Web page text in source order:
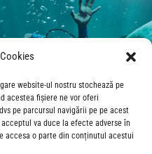
website-ul nostru stochează pe
acestea fișiere ne vor oferi
pe parcursul navigării pe pe acest
va duce la efecte adverse în
accesa o parte din conținutul acestui